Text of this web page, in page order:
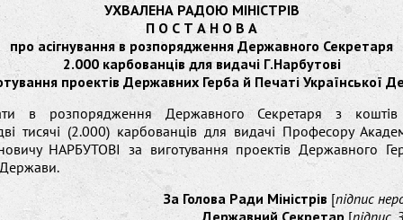
УХВАЛЕНА РАДОЮ МІНІСТРІВ
П О С Т А Н О В А
про асігнування в розпорядження Державного Секретаря
2.000 карбованців для видачі Г.Нарбутові
проектів Державних Герба й Печаті Української
в розпорядження Державного Секретаря з
тисячі (2.000) карбованців для видачі Професору
НАРБУТОВІ за виготування проектів Державного
Держави.
За Голова Ради Міністрів [підпис
Державний Секретар [підпис,